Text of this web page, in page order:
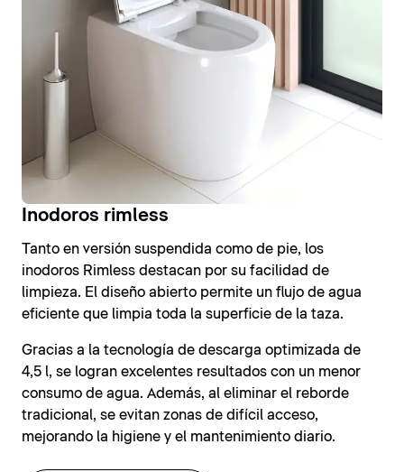
Inodoros rimless
Tanto en versión suspendida como de pie, los
inodoros Rimless destacan por su facilidad de
limpieza. El diseño abierto permite un flujo de agua
eficiente que limpia toda la superficie de la taza.
Gracias a la tecnología de descarga optimizada de
4,5 l, se logran excelentes resultados con un menor
consumo de agua. Además, al eliminar el reborde
tradicional, se evitan zonas de difícil acceso,
mejorando la higiene y el mantenimiento diario.